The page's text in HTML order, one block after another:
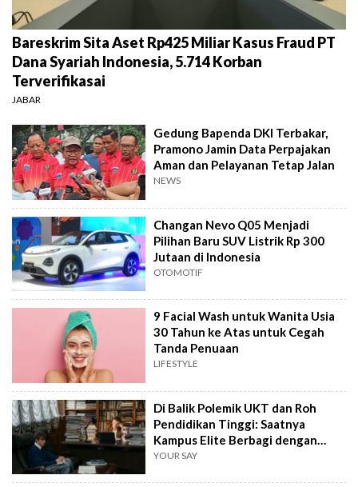
Bareskrim Sita Aset Rp425 Miliar Kasus Fraud PT
Dana Syariah Indonesia, 5.714 Korban
Terverifikasai
JABAR
Gedung Bapenda DKI Terbakar,
Pramono Jamin Data Perpajakan
Aman dan Pelayanan Tetap Jalan
NEWS
Changan Nevo Q05 Menjadi
Pilihan Baru SUV Listrik Rp 300
Jutaan di Indonesia
OTOMOTIF
9 Facial Wash untuk Wanita Usia
30 Tahun ke Atas untuk Cegah
Tanda Penuaan
LIFESTYLE
Di Balik Polemik UKT dan Roh
Pendidikan Tinggi: Saatnya
Kampus Elite Berbagi dengan
Kampus Daerah
YOUR SAY